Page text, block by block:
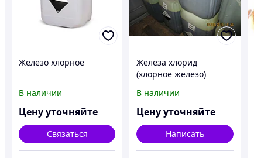
Железо хлорное
В наличии
Цену уточняйте
Связаться
Железа хлорид
(хлорное железо)
В наличии
Цену уточняйте
Написать